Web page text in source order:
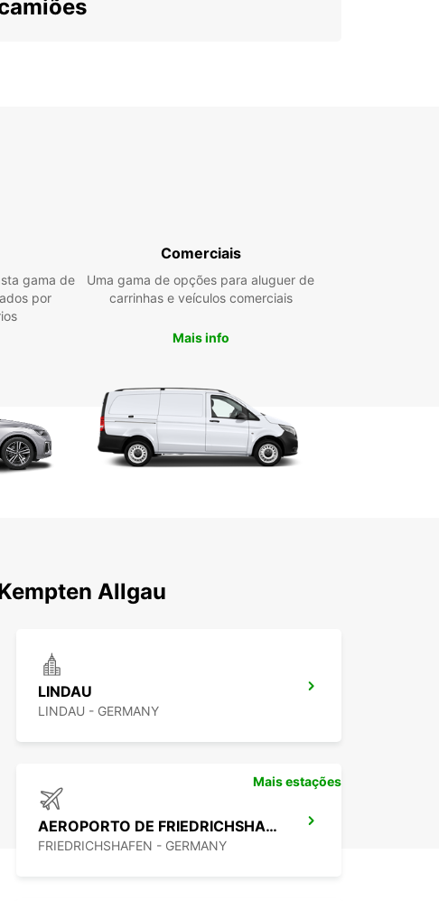
Oferta dedicada para negócios com o Europcar
Business Solutions (EBSS)
Locais de recolha convenientes no centro da cidade,
aeroporto e estação de comboios
online com apoio ao cliente especializado
Opções flexíveis: alugueres de curta, média ou longa
duração
Possibilidade de aluguer em regime one-way, para
maior comodidade
gama de
por
Comerciais
Uma gama de opções para aluguer de
carrinhas e veículos comerciais
Mais info
Allgau
LINDAU
LINDAU - GERMANY
AEROPORTO DE FRIEDRICHSHAFEN
FRIEDRICHSHAFEN - GERMANY
Mais estações